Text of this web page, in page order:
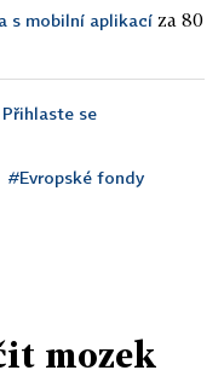
s mobilní aplikací za 80
Přihlaste se
#Evropské fondy
mozek